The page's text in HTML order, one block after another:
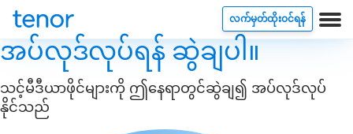
လက်မှတ်ထိုးဝင်ရန်
အပ်လုဒ်လုပ်ရန် ဆွဲချပါ။
သင့်မီဒီယာဖိုင်များကို ဤနေရာတွင်ဆွဲချ၍ အပ်လုဒ်လုပ်
နိုင်သည်